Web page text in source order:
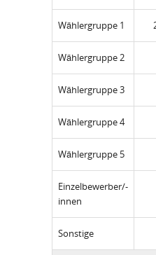
Wählergruppe 1
Wählergruppe 2
Wählergruppe 3
Wählergruppe 4
Wählergruppe 5
Einzelbewerber/-
innen
Sonstige